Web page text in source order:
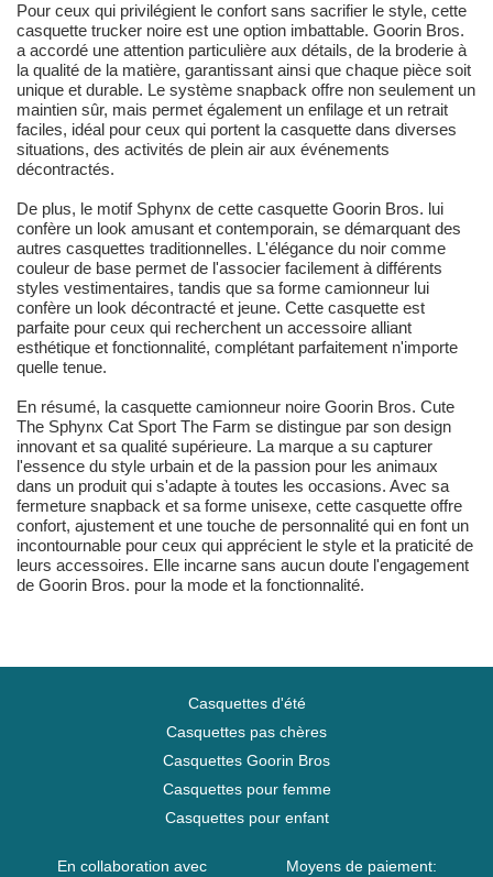
Pour ceux qui privilégient le confort sans sacrifier le style, cette
casquette trucker noire est une option imbattable. Goorin Bros.
a accordé une attention particulière aux détails, de la broderie à
la qualité de la matière, garantissant ainsi que chaque pièce soit
unique et durable. Le système snapback offre non seulement un
maintien sûr, mais permet également un enfilage et un retrait
faciles, idéal pour ceux qui portent la casquette dans diverses
situations, des activités de plein air aux événements
décontractés.
De plus, le motif Sphynx de cette casquette Goorin Bros. lui
confère un look amusant et contemporain, se démarquant des
autres casquettes traditionnelles. L'élégance du noir comme
couleur de base permet de l'associer facilement à différents
styles vestimentaires, tandis que sa forme camionneur lui
confère un look décontracté et jeune. Cette casquette est
parfaite pour ceux qui recherchent un accessoire alliant
esthétique et fonctionnalité, complétant parfaitement n'importe
quelle tenue.
En résumé, la casquette camionneur noire Goorin Bros. Cute
The Sphynx Cat Sport The Farm se distingue par son design
innovant et sa qualité supérieure. La marque a su capturer
l'essence du style urbain et de la passion pour les animaux
dans un produit qui s'adapte à toutes les occasions. Avec sa
fermeture snapback et sa forme unisexe, cette casquette offre
confort, ajustement et une touche de personnalité qui en font un
incontournable pour ceux qui apprécient le style et la praticité de
leurs accessoires. Elle incarne sans aucun doute l'engagement
de Goorin Bros. pour la mode et la fonctionnalité.
Casquettes d'été
Casquettes pas chères
Casquettes Goorin Bros
Casquettes pour femme
Casquettes pour enfant
En collaboration avec
Moyens de paiement: